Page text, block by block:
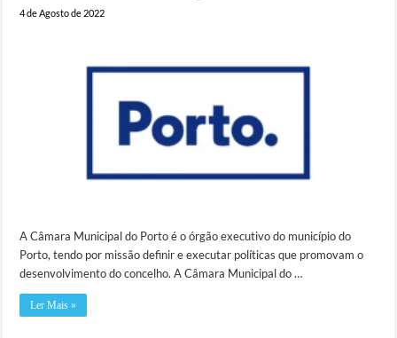
4 de Agosto de 2022
A Câmara Municipal do Porto é o órgão executivo do município do
Porto, tendo por missão definir e executar políticas que promovam o
desenvolvimento do concelho. A Câmara Municipal do …
Ler Mais »